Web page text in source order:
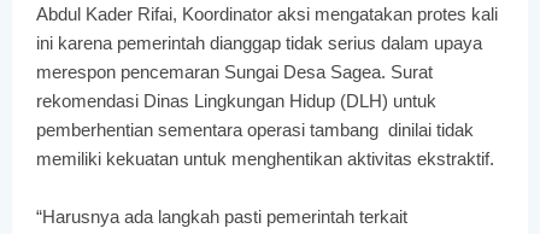
Abdul Kader Rifai, Koordinator aksi mengatakan protes kali
ini karena pemerintah dianggap tidak serius dalam upaya
merespon pencemaran Sungai Desa Sagea. Surat
rekomendasi Dinas Lingkungan Hidup (DLH) untuk
pemberhentian sementara operasi tambang dinilai tidak
memiliki kekuatan untuk menghentikan aktivitas ekstraktif.
“Harusnya ada langkah pasti pemerintah terkait